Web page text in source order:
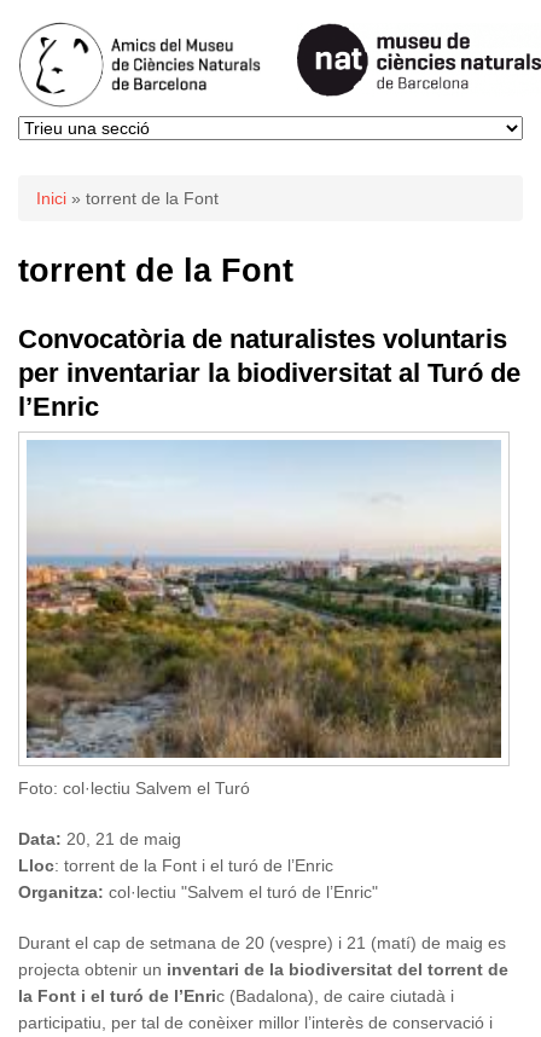
Esteu aquí
Inici » torrent de la Font
torrent de la Font
Convocatòria de naturalistes voluntaris
per inventariar la biodiversitat al Turó de
l’Enric
Foto: col·lectiu Salvem el Turó
Data: 20, 21 de maig
Lloc: torrent de la Font i el turó de l’Enric
Organitza: col·lectiu "Salvem el turó de l’Enric"
Durant el cap de setmana de 20 (vespre) i 21 (matí) de maig es
projecta obtenir un inventari de la biodiversitat del torrent de
la Font i el turó de l’Enric (Badalona), de caire ciutadà i
participatiu, per tal de conèixer millor l’interès de conservació i